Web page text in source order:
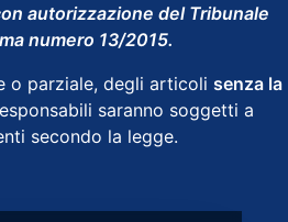
autorizzazione del Tribunale
numero 13/2015.
o parziale, degli articoli senza la
saranno soggetti a
secondo la legge.